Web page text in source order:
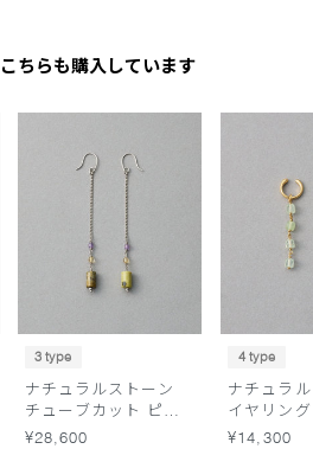
ちらも購入しています
3 type
ナチュラルストーン
チューブカット ピア
ス
¥28,600
4 type
ナチュラ
イヤリング
¥14,300